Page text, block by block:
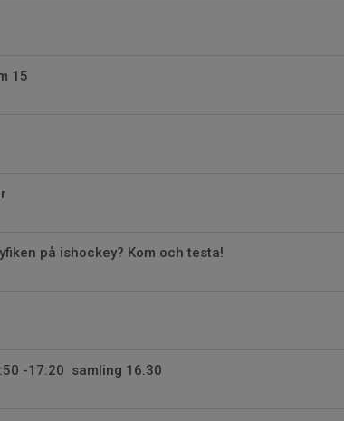
15
på ishockey? Kom och testa!
-17:20 samling 16.30